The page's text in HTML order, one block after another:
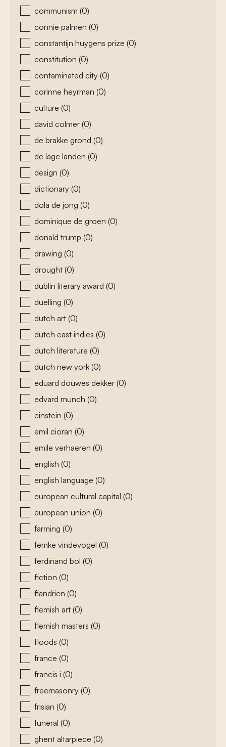
communism (0)
connie palmen (0)
constantijn huygens prize (0)
constitution (0)
contaminated city (0)
corinne heyrman (0)
culture (0)
david colmer (0)
de brakke grond (0)
de lage landen (0)
design (0)
dictionary (0)
dola de jong (0)
dominique de groen (0)
donald trump (0)
drawing (0)
drought (0)
dublin literary award (0)
duelling (0)
dutch art (0)
dutch east indies (0)
dutch literature (0)
dutch new york (0)
eduard douwes dekker (0)
edvard munch (0)
einstein (0)
emil cioran (0)
emile verhaeren (0)
english (0)
english language (0)
european cultural capital (0)
european union (0)
farming (0)
femke vindevogel (0)
ferdinand bol (0)
fiction (0)
flandrien (0)
flemish art (0)
flemish masters (0)
floods (0)
france (0)
francis i (0)
freemasonry (0)
frisian (0)
funeral (0)
ghent altarpiece (0)